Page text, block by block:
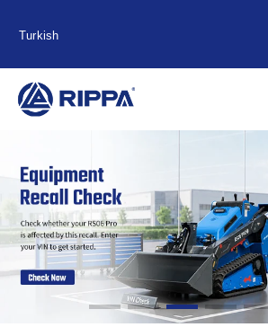
Turkish